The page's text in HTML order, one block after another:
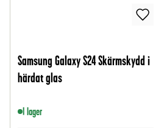
Samsung Galaxy S24 Skärmskydd i
härdat glas
I lager